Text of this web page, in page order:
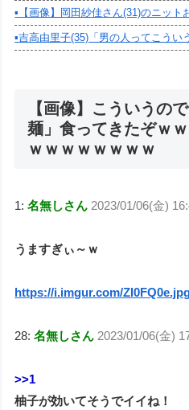
▪️【画像】岡田紗佳さん(31)のニット
▪️吉高由里子(35)「男の人ってこうい
【画像】こういうの
麺」食ってきたぞｗ
ｗｗｗｗｗｗｗｗ
1:名無しさん 2023/01/06(金)
うますぎぃ～ｗ
https://i.imgur.com/
28:名無しさん 2023/01/06(金)
>>1
柚子が効いてそうでイイね！